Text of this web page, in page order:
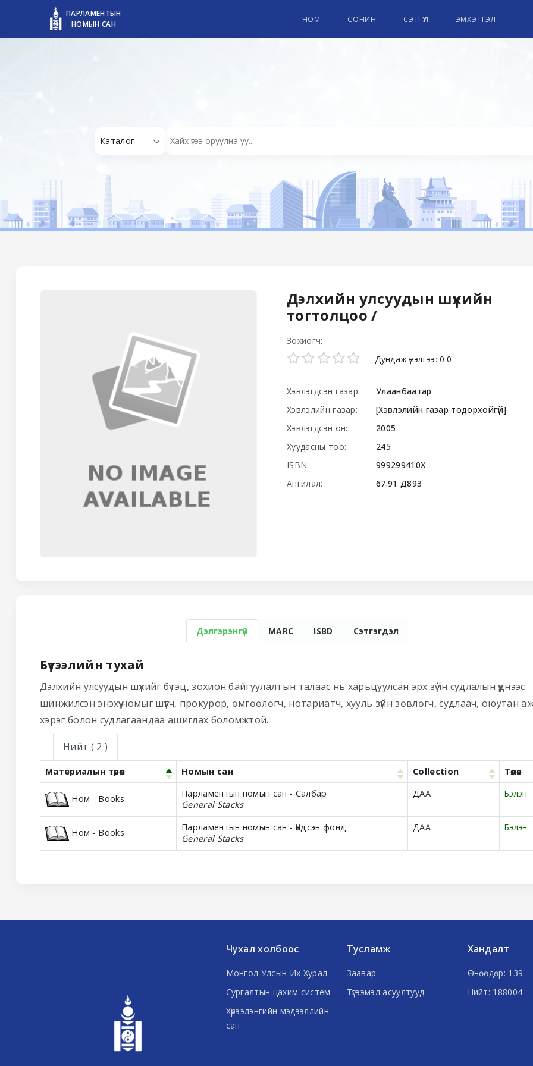
ПАРЛАМЕНТЫН
НОМЫН САН
НОМ СОНИН СЭТГҮҮЛ ЭМХЭТГЭЛ
Каталог
Дэлхийн улсуудын шүүхийн
тогтолцоо /
Зохиогч:
Star ratings Дундаж үнэлгээ: 0.0
Хэвлэгдсэн газар:
Улаанбаатар
Хэвлэлийн газар:
[Хэвлэлийн газар тодорхойгүй]
Хэвлэгдсэн он:
2005
Хуудасны тоо:
245
ISBN:
999299410Х
Ангилал:
67.91 Д893
Дэлгэрэнгүй MARC ISBD Сэтгэгдэл
Бүтээлийн тухай
Дэлхийн улсуудын шүүхийг бүтэц, зохион байгуулалтын талаас нь харьцуулсан эрх зүйн судлалын үүднээс
шинжилсэн энэхүү номыг шүүгч, прокурор, өмгөөлөгч, нотариатч, хууль зүйн зөвлөгч, судлаач, оюутан
хэрэг болон судлагаандаа ашиглах боломжтой.
Нийт ( 2 )
Материалын төрөл Номын сан Collection Төлөв
Ном - Books
Парламентын номын сан - Салбар
General Stacks
ДАА Бэлэн
Ном - Books
Парламентын номын сан - Үндсэн фонд
General Stacks
ДАА Бэлэн
Чухал холбоос
Монгол Улсын Их Хурал
Сургалтын цахим систем
Хүрээлэнгийн мэдээллийн
сан
Тусламж
Заавар
Түгээмэл асуултууд
Хандалт
Өнөөдөр: 139
Нийт: 188004